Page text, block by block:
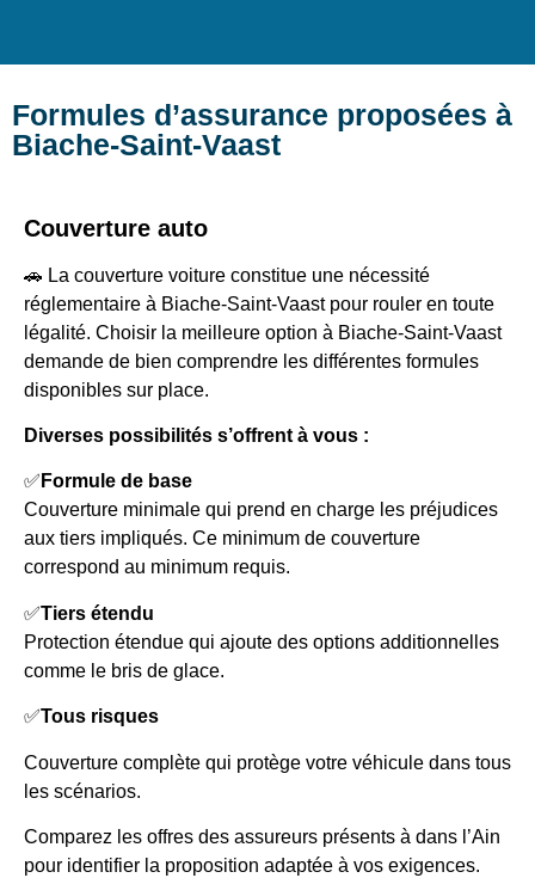
Formules d’assurance proposées à
Biache-Saint-Vaast
Couverture auto
🚗 La couverture voiture constitue une nécessité
réglementaire à Biache-Saint-Vaast pour rouler en toute
légalité. Choisir la meilleure option à Biache-Saint-Vaast
demande de bien comprendre les différentes formules
disponibles sur place.
Diverses possibilités s’offrent à vous :
✅ Formule de base
Couverture minimale qui prend en charge les préjudices
aux tiers impliqués. Ce minimum de couverture
correspond au minimum requis.
✅Tiers étendu
Protection étendue qui ajoute des options additionnelles
comme le bris de glace.
✅Tous risques
Couverture complète qui protège votre véhicule dans tous
les scénarios.
Comparez les offres des assureurs présents à dans l’Ain
pour identifier la proposition adaptée à vos exigences.